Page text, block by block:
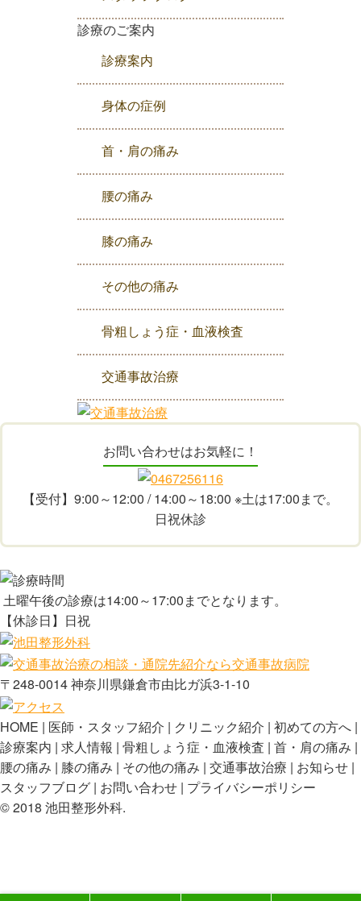
診療のご案内
診療案内
身体の症例
首・肩の痛み
腰の痛み
膝の痛み
その他の痛み
骨粗しょう症・血液検査
交通事故治療
お問い合わせはお気軽に！
【受付】9:00～12:00 / 14:00～18:00 ※土は17:00まで。
日祝休診
土曜午後の診療は14:00～17:00までとなります。
【休診日】日祝
〒248-0014 神奈川県鎌倉市由比ガ浜3-1-10
HOME 医師・スタッフ紹介 クリニック紹介 初めての方へ
診療案内 求人情報 骨粗しょう症・血液検査 首・肩の痛み
腰の痛み
膝の痛み その他の痛み 交通事故治療
お知らせ
スタッフブログ お問い合わせ プライバシーポリシー
©️ 2018 池田整形外科.